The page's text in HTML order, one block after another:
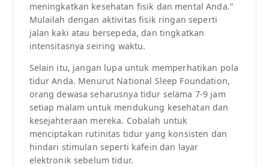
meningkatkan kesehatan fisik dan mental Anda.”
Mulailah dengan aktivitas fisik ringan seperti
jalan kaki atau bersepeda, dan tingkatkan
intensitasnya seiring waktu.
Selain itu, jangan lupa untuk memperhatikan pola
tidur Anda. Menurut National Sleep Foundation,
orang dewasa seharusnya tidur selama 7-9 jam
setiap malam untuk mendukung kesehatan dan
kesejahteraan mereka. Cobalah untuk
menciptakan rutinitas tidur yang konsisten dan
hindari stimulan seperti kafein dan layar
elektronik sebelum tidur.